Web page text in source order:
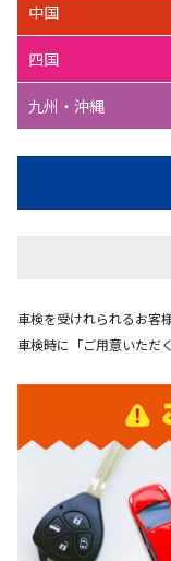
中国
四国
九州・沖縄
車検を受けれられるお客
車検時に「ご用意いただ